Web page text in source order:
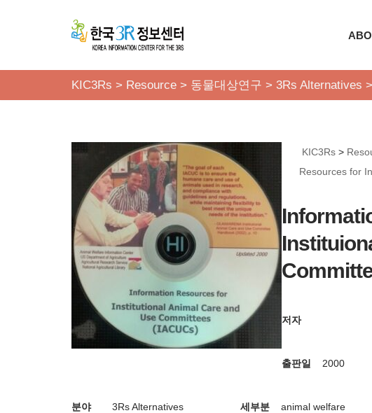
로
KIC3Rs > Resource > 동물대상연구 > 3Rs Alternatives >
KIC3Rs >
Resources for
저자
출판일 2000
분야 3Rs Alternatives
세부분
animal welfare